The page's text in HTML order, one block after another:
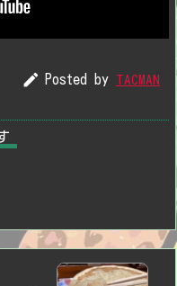
 Posted by TACMAN